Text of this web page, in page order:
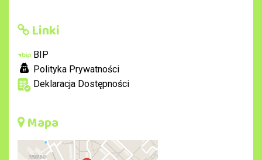
Linki
BIP
Polityka Prywatności
Deklaracja Dostępności
Mapa